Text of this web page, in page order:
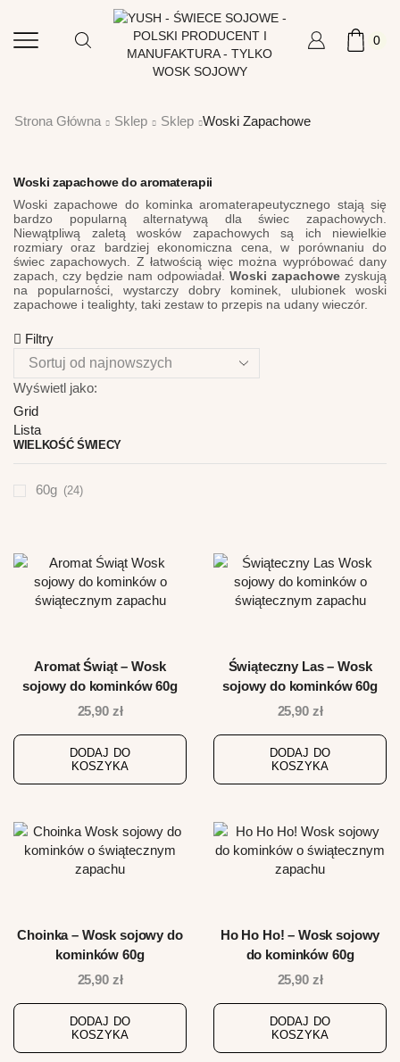
0
Strona Główna Sklep Sklep Woski Zapachowe
Woski zapachowe do aromaterapii
Woski zapachowe do kominka aromaterapeutycznego stają się
bardzo popularną alternatywą dla świec zapachowych.
Niewątpliwą zaletą wosków zapachowych są ich niewielkie
rozmiary oraz bardziej ekonomiczna cena, w porównaniu do
świec zapachowych. Z łatwością więc można wypróbować dany
zapach, czy będzie nam odpowiadał. Woski zapachowe zyskują
na popularności, wystarczy dobry kominek, ulubionek woski
zapachowe i tealighty, taki zestaw to przepis na udany wieczór.
Filtry
Wyświetl jako:
Grid
Lista
WIELKOŚĆ ŚWIECY
60g (24)
Aromat Świąt – Wosk
sojowy do kominków 60g
25,90 zł
DODAJ DO
KOSZYKA
Świąteczny Las – Wosk
sojowy do kominków 60g
25,90 zł
DODAJ DO
KOSZYKA
Choinka – Wosk sojowy do
kominków 60g
25,90 zł
DODAJ DO
KOSZYKA
Ho Ho Ho! – Wosk sojowy
do kominków 60g
25,90 zł
DODAJ DO
KOSZYKA